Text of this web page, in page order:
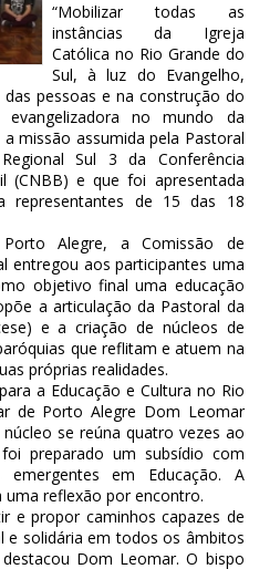
“Mobilizar todas as
instâncias da Igreja
Católica no Rio Grande do
Sul, à luz do Evangelho,
pessoas e na construção do
no mundo da
a missão assumida pela Pastoral
Sul 3 da Conferência
(CNBB) e que foi apresentada
representantes de 15 das 18
Alegre, a Comissão de
entregou aos participantes uma
objetivo final uma educação
a articulação da Pastoral da
e a criação de núcleos de
que reflitam e atuem na
próprias realidades.
a Educação e Cultura no Rio
de Porto Alegre Dom Leomar
se reúna quatro vezes ao
preparado um subsídio com
em Educação. A
reflexão por encontro.
e propor caminhos capazes de
e solidária em todos os âmbitos
Dom Leomar. O bispo